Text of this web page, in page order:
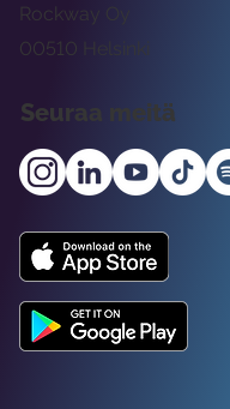
Rockway Oy
00510 Helsinki
Seuraa meitä